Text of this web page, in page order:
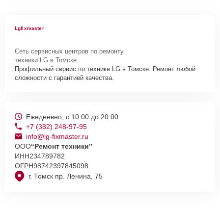
Lgfixmaster
Сеть сервисных центров по ремонту
техники LG в Томске.
Профильный сервис по технике LG в Томске. Ремонт любой
сложности с гарантией качества.
г. Томск пр. Ленина, 75
Ежедневно, с 10:00 до 20:00
+7 (382) 248-97-95
info@lg-fixmaster.ru
ООО“Ремонт техники”
ИНН234789782
ОГРН98742397845098